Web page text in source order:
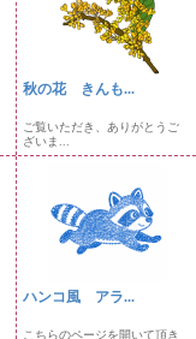
秋の花 きんも...
ご覧いただき、ありがとうご
ざいま...
ハンコ風 アラ...
こちらのページを開いて頂き